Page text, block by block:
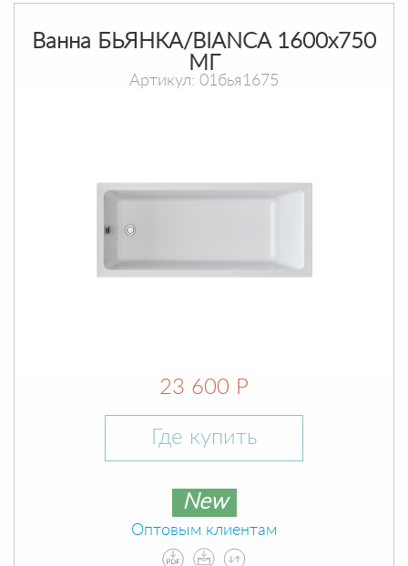
Ванна БЬЯНКА/BIANCA 1600х750
МГ
Артикул: 01бья1675
23 600 Р
Где купить
New
Оптовым клиентам